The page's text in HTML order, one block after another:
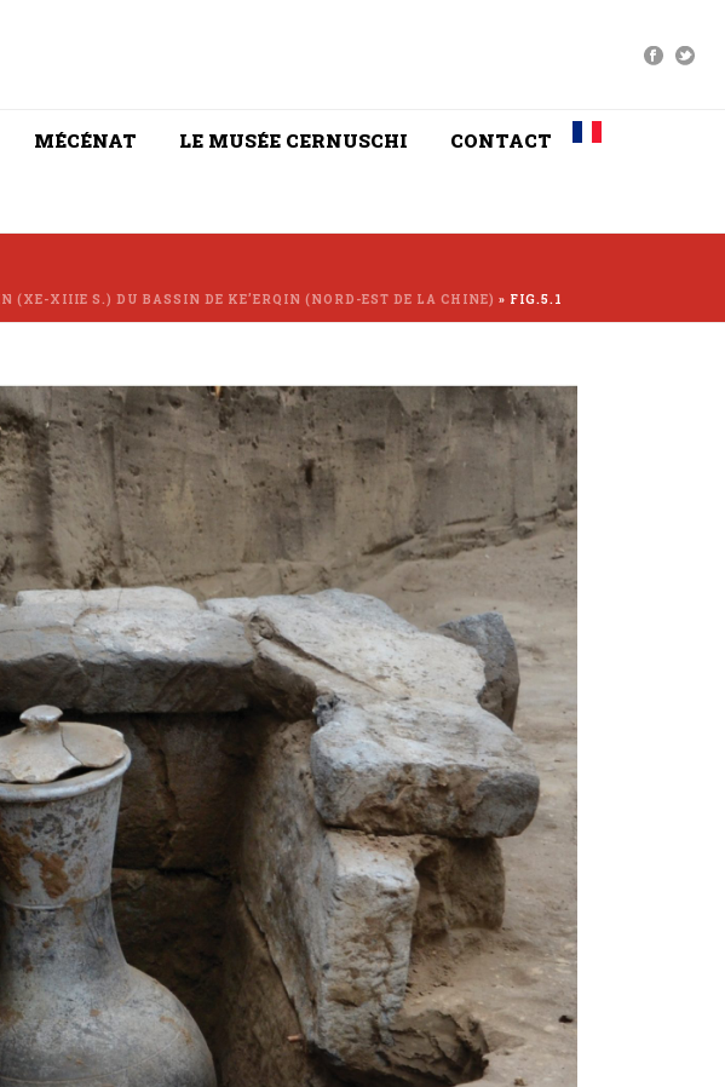
MÉCÉNAT LE MUSÉE CERNUSCHI CONTACT
(XE-XIIIE S.) DU BASSIN DE KE’ERQIN (NORD-EST DE LA CHINE) » FIG.5.1